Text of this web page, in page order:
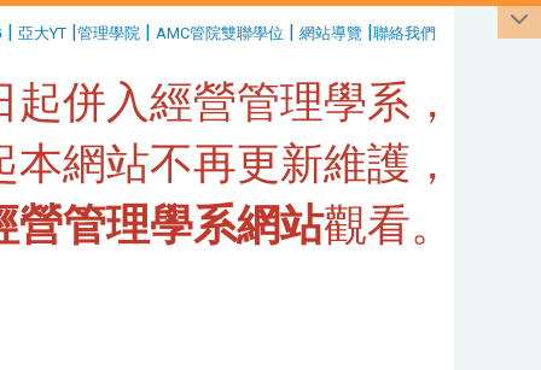
| 亞大YT |管理學院 | AMC管院雙聯學位 | 網站導覽 |聯絡我們
併入經營管理學系，
網站不再更新維護，
營管理學系網站觀看。